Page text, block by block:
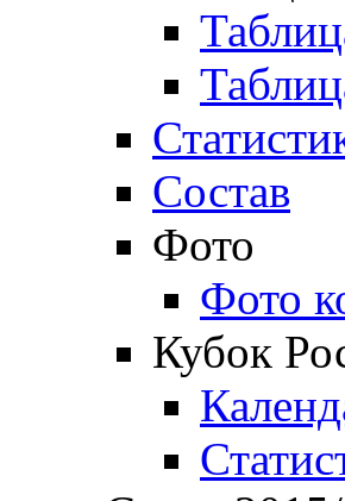
Состав
Фото
Фото
Кубок